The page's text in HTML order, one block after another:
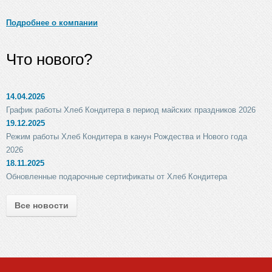
Подробнее о компании
Что нового?
14.04.2026
График работы Хлеб Кондитера в период майских праздников 2026
19.12.2025
Режим работы Хлеб Кондитера в канун Рождества и Нового года
2026
18.11.2025
Обновленные подарочные сертификаты от Хлеб Кондитера
Все новости